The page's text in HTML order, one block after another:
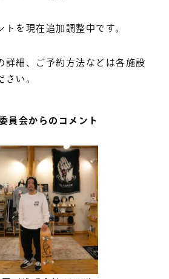
を現在追加調整中です。
詳細、ご予約方法などは各施設
さい。
員会からのコメント